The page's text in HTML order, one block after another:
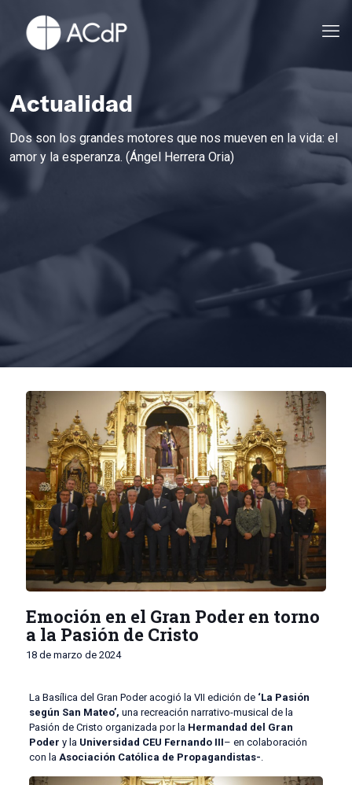
Actualidad
Dos son los grandes motores que nos mueven en la vida: el
amor y la esperanza. (Ángel Herrera Oria)
Emoción en el Gran Poder en torno
a la Pasión de Cristo
18 de marzo de 2024
La Basílica del Gran Poder acogió la VII edición de ‘La Pasión
según San Mateo’, una recreación narrativo-musical de la
Pasión de Cristo organizada por la Hermandad del Gran
Poder y la Universidad CEU Fernando III– en colaboración
con la Asociación Católica de Propagandistas-